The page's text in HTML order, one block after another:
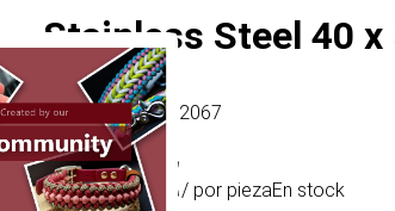
Stainless Steel 40 x
Artículo # MT012067
0,99 €/ por piezaEn stock